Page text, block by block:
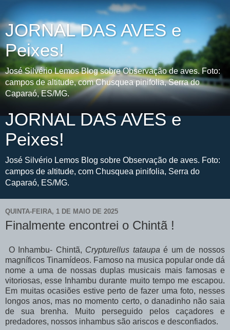
JORNAL DAS AVES e
Peixes!
José Silvério Lemos Blog sobre Observação de aves. Foto:
campos de altitude, com Chusquea pinifolia, Serra do
Caparaó, ES/MG.
JORNAL DAS AVES e
Peixes!
José Silvério Lemos Blog sobre Observação de aves. Foto:
campos de altitude, com Chusquea pinifolia, Serra do
Caparaó, ES/MG.
QUINTA-FEIRA, 1 DE MAIO DE 2025
Finalmente encontrei o Chintã !
O Inhambu- Chintã, Crypturellus tataupa é um de nossos
magníficos Tinamídeos. Famoso na musica popular onde dá
nome a uma de nossas duplas musicais mais famosas e
vitoriosas, esse Inhambu durante muito tempo me escapou.
Em muitas ocasiões estive perto de fazer uma foto, nesses
longos anos, mas no momento certo, o danadinho não saia
de sua brenha. Muito perseguido pelos caçadores e
predadores, nossos inhambus são ariscos e desconfiados.